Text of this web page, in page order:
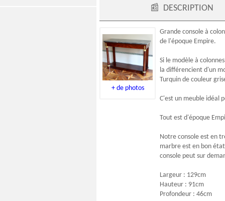
📰 DESCRIPTION
+ de photos
Grande console à
de l'époque Empire.
Si le modèle à
la différencient d'un
Turquin de couleur
C'est un meuble idéal
Tout est d'époque
Notre console est en
marbre est en bon
console peut sur
Largeur : 129cm
Hauteur : 91cm
Profondeur : 46cm